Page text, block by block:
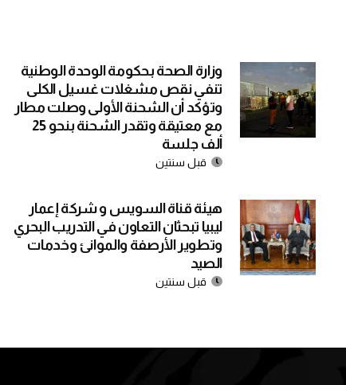
وزارة الصحة بحكومة الوحدة الوطنية
تنفي نقص مشغلات غسيل الكلى
وتؤكد أن الشحنة الأولى وصلت مطار
مع معتيقة وتقدر الشحنة بنحو 25
ألف جلسة
قبل سنتين
هيئة قناة السويس و شركة إعمار
ليبيا تبحثان التعاون في التدريب البحري
وتطوير الأرصفة والموانئ وخدمات
الصيد
قبل سنتين